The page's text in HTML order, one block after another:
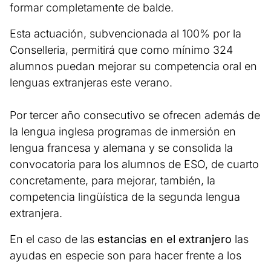
formar completamente de balde.
Esta actuación, subvencionada al 100% por la
Conselleria, permitirá que como mínimo 324
alumnos puedan mejorar su competencia oral en
lenguas extranjeras este verano.
Por tercer año consecutivo se ofrecen además de
la lengua inglesa programas de inmersión en
lengua francesa y alemana y se consolida la
convocatoria para los alumnos de ESO, de cuarto
concretamente, para mejorar, también, la
competencia lingüística de la segunda lengua
extranjera.
En el caso de las estancias en el extranjero las
ayudas en especie son para hacer frente a los